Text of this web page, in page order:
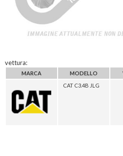
vettura:
MARCA MODELLO
CAT C3.4B JLG